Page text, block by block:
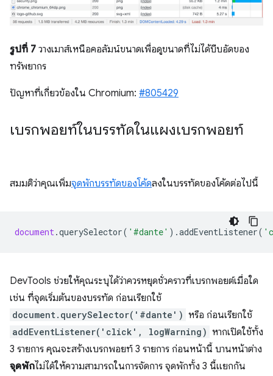
รูปที่ 7 วางเมาส์เหนือคอลัมน์ขนาดเพื่อดูขนาดที่ไม่ได้บีบอัดของ
ทรัพยากร
ปัญหาที่เกี่ยวข้องใน Chromium: #805429
เบรกพอยท์ในบรรทัดในแผงเบรกพอยท์
สมมติว่าคุณเพิ่มจุดพักบรรทัดของโค้ดลงในบรรทัดของโค้ดต่อไปนี้
document .querySelector( '#dante' ).addEventListener(
DevTools ช่วยให้คุณระบุได้ว่าควรหยุดชั่วคราวที่เบรกพอยต์เมื่อใด
เช่น ที่จุดเริ่มต้นของบรรทัด ก่อนเรียกใช้
document.querySelector('#dante') หรือ ก่อนเรียกใช้
addEventListener('click', logWarning) หากเปิดใช้ทั้ง
3 รายการ คุณจะสร้างเบรกพอยท์ 3 รายการ ก่อนหน้านี้ บานหน้าต่าง
จุดพักไม่ได้ให้ความสามารถในการจัดการ จุดพักทั้ง 3 นี้แยกกัน